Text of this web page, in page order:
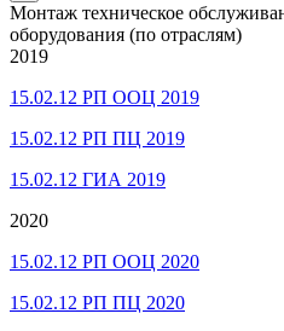
Монтаж техническое
оборудования (по отраслям)
2019
15.02.12 РП ООЦ 2019
15.02.12 РП ПЦ 2019
15.02.12 ГИА 2019
2020
15.02.12 РП ООЦ 2020
15.02.12 РП ПЦ 2020